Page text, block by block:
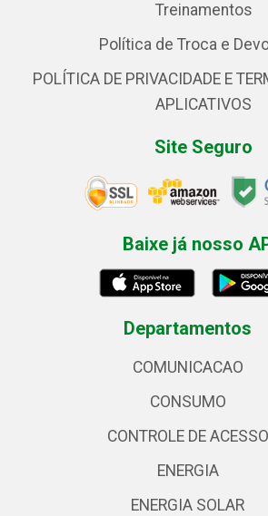
Treinamentos
Política de Troca e
POLÍTICA DE PRIVACIDADE E
APLICATIVOS
Site Seguro
Baixe já nosso
Departamentos
COMUNICACAO
CONSUMO
CONTROLE DE ACESSO
ENERGIA
ENERGIA SOLAR